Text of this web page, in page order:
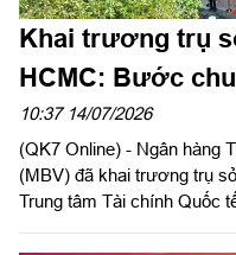
Khai trương trụ
HCMC: Bước
phía Nam của
10:37 14/07/2026
(QK7 Online) - Ngân hàng
(MBV) đã khai trương trụ
Trung tâm Tài chính Quốc